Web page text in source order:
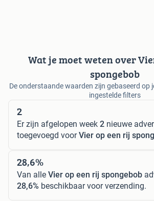
Wat je moet weten over
spongebob
De onderstaande waarden zijn gebaseerd op
ingestelde filters
2
Er zijn afgelopen week 2 nieuwe
toegevoegd voorVier op een rij
28,6%
Van alle Vier op een rij spongebob
28,6% beschikbaar voor verzending.